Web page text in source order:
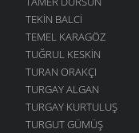
TEKIN BALCI
TEMEL KARAGÖZ
TUĞRUL KESKIN
TURAN ORAKÇI
TURGAY ALGAN
TURGAY KURTULUŞ
TURGUT GÜMÜŞ